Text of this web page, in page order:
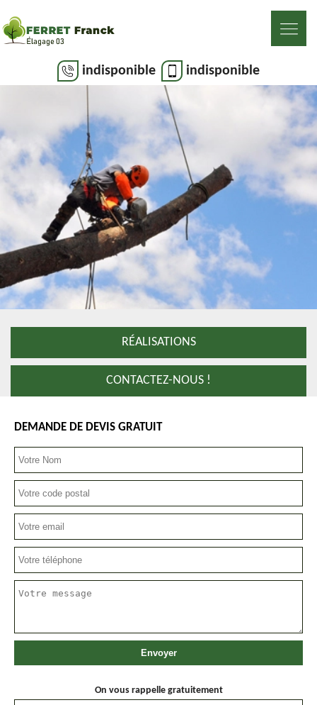
indisponible indisponible
RÉALISATIONS
CONTACTEZ-NOUS !
DEMANDE DE DEVIS GRATUIT
On vous rappelle gratuitement